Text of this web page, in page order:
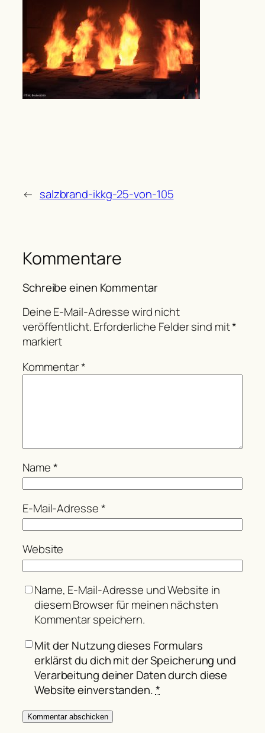
← salzbrand-ikkg-25-von-105
Kommentare
Schreibe einen Kommentar
Deine E-Mail-Adresse wird nicht
veröffentlicht.Erforderliche Felder sind mit*
markiert
Kommentar*
Name*
E-Mail-Adresse*
Website
Name, E-Mail-Adresse und Website in
diesem Browser für meinen nächsten
Kommentar speichern.
Mit der Nutzung dieses Formulars
erklärst du dich mit der Speicherung und
Verarbeitung deiner Daten durch diese
Website einverstanden.*